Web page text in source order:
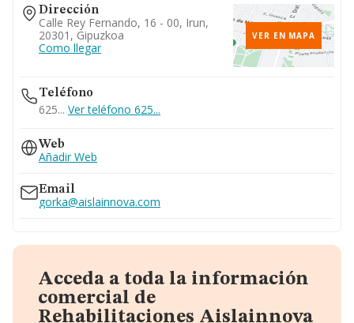
Dirección
Calle Rey Fernando, 16 - 00, Irun,
20301, Gipuzkoa
Como llegar
VER EN MAPA
Teléfono
625... Ver teléfono 625...
Web
Añadir Web
Email
gorka@aislainnova.com
Acceda a toda la información
comercial de
Rehabilitaciones Aislainnova